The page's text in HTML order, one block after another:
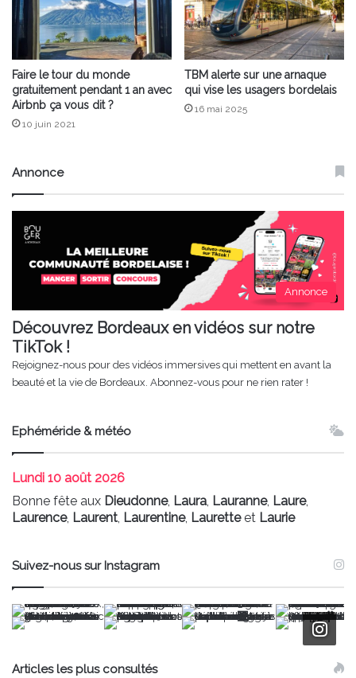
Faire le tour du monde
gratuitement pendant 1 an avec
Airbnb ça vous dit ?
10 juin 2021
TBM alerte sur une arnaque
qui vise les usagers bordelais
16 mai 2025
Annonce
Annonce
Découvrez Bordeaux en vidéos sur notre
TikTok !
Rejoignez-nous pour des vidéos immersives qui mettent en avant la
beauté et la vie de Bordeaux. Abonnez-vous pour ne rien rater !
Ephéméride & météo
Lundi 10 août 2026
Bonne fête aux Dieudonne, Laura, Lauranne, Laure,
Laurence, Laurent, Laurentine, Lauretteet Laurie
Suivez-nous sur Instagram
Articles les plus consultés